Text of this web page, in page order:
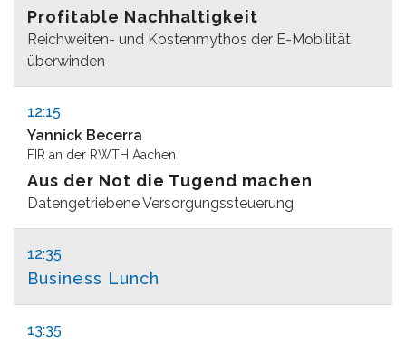
Profitable Nachhaltigkeit
Reichweiten- und Kostenmythos der E-Mobilität
überwinden
12:15
Yannick Becerra
FIR an der RWTH Aachen
Aus der Not die Tugend machen
Datengetriebene Versorgungssteuerung
12:35
Business Lunch
13:35